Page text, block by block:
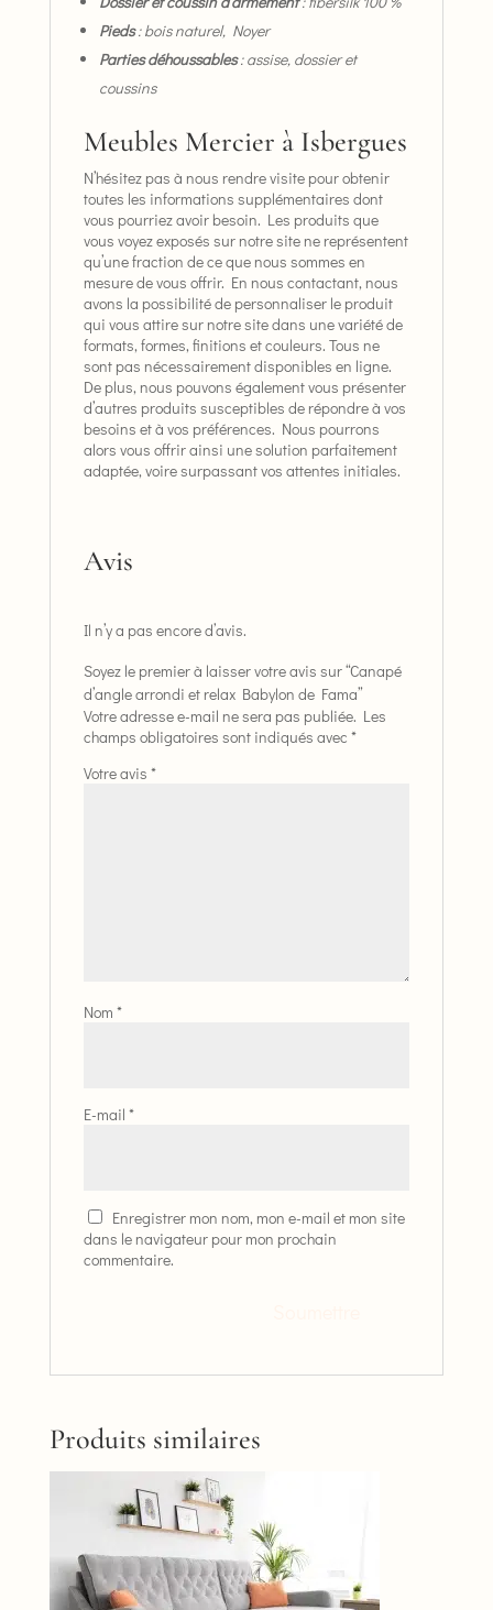
Pieds: bois naturel, Noyer
Parties déhoussables: assise, dossier et
coussins
Meubles Mercier à Isbergues
N’hésitez pas à nous rendre visite pour obtenir
toutes les informations supplémentaires dont
vous pourriez avoir besoin. Les produits que
vous voyez exposés sur notre site ne représentent
qu’une fraction de ce que nous sommes en
mesure de vous offrir. En nous contactant, nous
avons la possibilité de personnaliser le produit
qui vous attire sur notre site dans une variété de
formats, formes, finitions et couleurs. Tous ne
sont pas nécessairement disponibles en ligne.
De plus, nous pouvons également vous présenter
d’autres produits susceptibles de répondre à vos
besoins et à vos préférences. Nous pourrons
alors vous offrir ainsi une solution parfaitement
adaptée, voire surpassant vos attentes initiales.
Avis
Il n’y a pas encore d’avis.
Soyez le premier à laisser votre avis sur “Canapé
d’angle arrondi et relax Babylon de Fama”
Votre adresse e-mail ne sera pas publiée. Les
champs obligatoires sont indiqués avec *
Votre avis *
Nom *
E-mail *
Enregistrer mon nom, mon e-mail et mon site
dans le navigateur pour mon prochain
commentaire.
Produits similaires